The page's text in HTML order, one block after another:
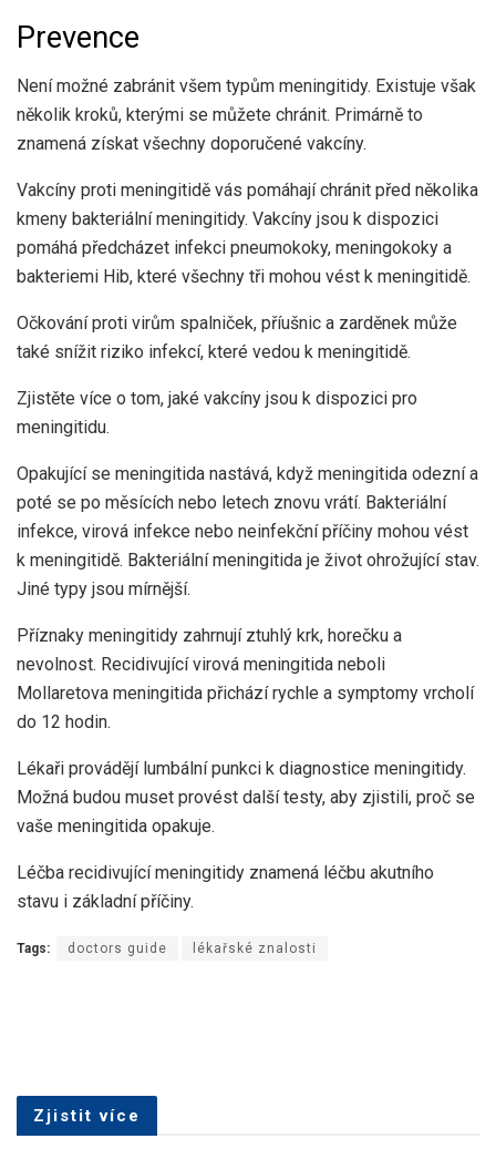
Prevence
Není možné zabránit všem typům meningitidy. Existuje však
několik kroků, kterými se můžete chránit. Primárně to
znamená získat všechny doporučené vakcíny.
Vakcíny proti meningitidě vás pomáhají chránit před několika
kmeny bakteriální meningitidy. Vakcíny jsou k dispozici
pomáhá předcházet infekci pneumokoky, meningokoky a
bakteriemi Hib, které všechny tři mohou vést k meningitidě.
Očkování proti virům spalniček, příušnic a zarděnek může
také snížit riziko infekcí, které vedou k meningitidě.
Zjistěte více o tom, jaké vakcíny jsou k dispozici pro
meningitidu.
Opakující se meningitida nastává, když meningitida odezní a
poté se po měsících nebo letech znovu vrátí. Bakteriální
infekce, virová infekce nebo neinfekční příčiny mohou vést
k meningitidě. Bakteriální meningitida je život ohrožující stav.
Jiné typy jsou mírnější.
Příznaky meningitidy zahrnují ztuhlý krk, horečku a
nevolnost. Recidivující virová meningitida neboli
Mollaretova meningitida přichází rychle a symptomy vrcholí
do 12 hodin.
Lékaři provádějí lumbální punkci k diagnostice meningitidy.
Možná budou muset provést další testy, aby zjistili, proč se
vaše meningitida opakuje.
Léčba recidivující meningitidy znamená léčbu akutního
stavu i základní příčiny.
Tags: doctors guide lékařské znalosti
Zjistit více